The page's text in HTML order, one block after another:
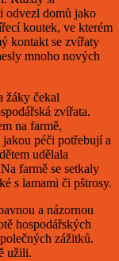
odvezl domů jako
koutek, ve kterém
kontakt se zvířaty
mnoho nových
žáky čekal
zvířata.
na farmě,
péči potřebují a
udělala
farmě se setkaly
s lamami či pštrosy.
a názornou
hospodářských
zážitků.
užili.